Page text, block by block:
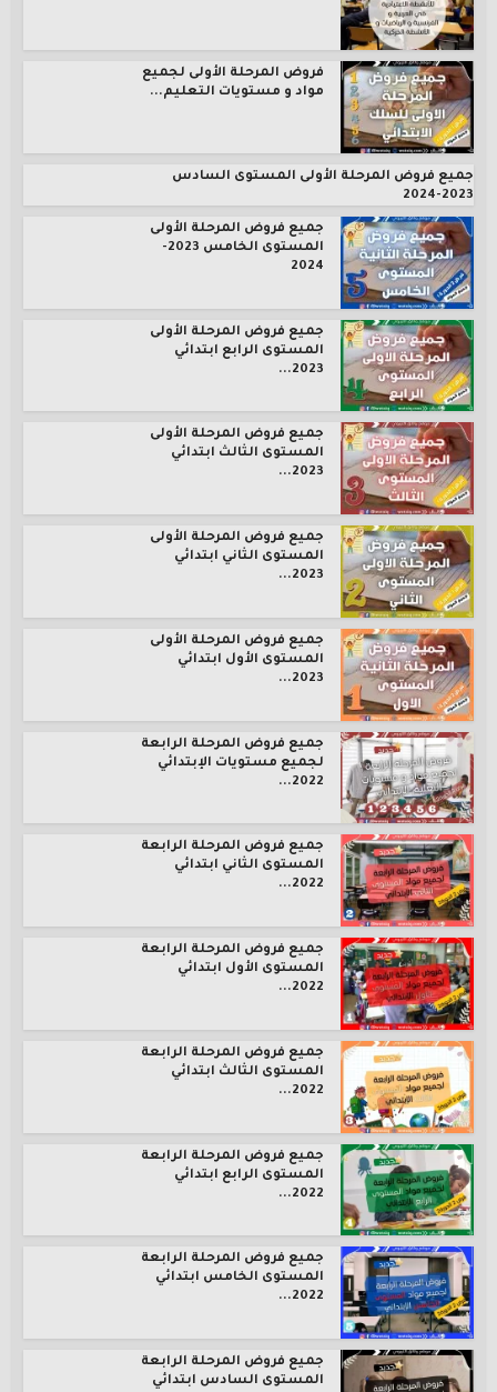
فروض المرحلة الأولى لجميع
مواد و مستويات التعليم...
جميع فروض المرحلة الأولى المستوى السادس
2023-2024
جميع فروض المرحلة الأولى
المستوى الخامس 2023-
2024
جميع فروض المرحلة الأولى
المستوى الرابع ابتدائي
2023...
جميع فروض المرحلة الأولى
المستوى الثالث ابتدائي
2023...
جميع فروض المرحلة الأولى
المستوى الثاني ابتدائي
2023...
جميع فروض المرحلة الأولى
المستوى الأول ابتدائي
2023...
جميع فروض المرحلة الرابعة
لجميع مستويات الإبتدائي
2022...
جميع فروض المرحلة الرابعة
المستوى الثاني ابتدائي
2022...
جميع فروض المرحلة الرابعة
المستوى الأول ابتدائي
2022...
جميع فروض المرحلة الرابعة
المستوى الثالث ابتدائي
2022...
جميع فروض المرحلة الرابعة
المستوى الرابع ابتدائي
2022...
جميع فروض المرحلة الرابعة
المستوى الخامس ابتدائي
2022...
جميع فروض المرحلة الرابعة
المستوى السادس ابتدائي